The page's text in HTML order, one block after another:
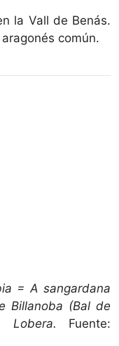
la Vall de Benás.
común.
= A sangardana
Billanoba (Bal de
Fuente: